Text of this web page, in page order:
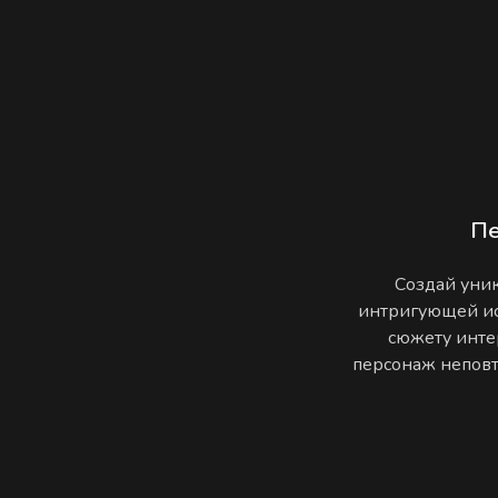
Создай
интригующей
сюжету
персонаж